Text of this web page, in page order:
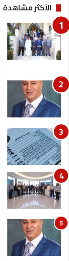
الأكثر مشاهدة